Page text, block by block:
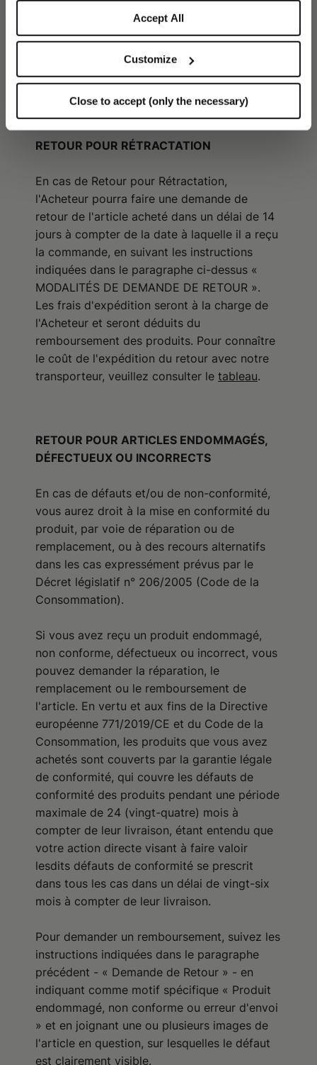
Accept All
Customize
Close to accept (only the necessary)
RETOUR POUR RÉTRACTATION
En cas de Retour pour Rétractation,
l'Acheteur pourra faire une demande de
retour de l'article acheté dans un délai de 14
jours à compter de la date à laquelle il a reçu
la commande, en suivant les instructions
indiquées dans le paragraphe ci-dessus «
MODALITÉS DE DEMANDE DE RETOUR ».
Les frais d'expédition seront à la charge de
l'Acheteur et seront déduits du
remboursement des produits. Pour connaître
le coût de l'expédition du retour avec notre
transporteur, veuillez consulter le tableau
RETOUR POUR ARTICLES ENDOMMAGÉS,
DÉFECTUEUX OU INCORRECTS
En cas de défauts et/ou de non-conformité,
vous aurez droit à la mise en conformité du
produit, par voie de réparation ou de
remplacement, ou à des recours alternatifs
dans les cas expressément prévus par le
Décret législatif n° 206/2005 (Code de la
Consommation).
Si vous avez reçu un produit endommagé,
non conforme, défectueux ou incorrect, vous
pouvez demander la réparation, le
remplacement ou le remboursement de
l'article. En vertu et aux fins de la Directive
européenne 771/2019/CE et du Code de la
Consommation, les produits que vous avez
achetés sont couverts par la garantie légale
de conformité, qui couvre les défauts de
conformité des produits pendant une période
maximale de 24 (vingt-quatre) mois à
compter de leur livraison, étant entendu que
votre action directe visant à faire valoir
lesdits défauts de conformité se prescrit
dans tous les cas dans un délai de vingt-six
mois à compter de leur livraison.
Pour demander un remboursement, suivez les
instructions indiquées dans le paragraphe
précédent - « Demande de Retour » - en
indiquant comme motif spécifique « Produit
endommagé, non conforme ou erreur d'envoi
» et en joignant une ou plusieurs images de
l'article en question, sur lesquelles le défaut
est clairement visible.